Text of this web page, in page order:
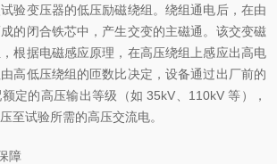
验变压器的低压励磁绕组。绕组通电后，在由
的闭合铁芯中，产生交变的主磁通。该交变磁
根据电磁感应原理，在高压绕组上感应出高电
高低压绕组的匝数比决定，设备通过出厂前的
定的高压输出等级（如 35kV、110kV 等），
至试验所需的高压交流电。
障